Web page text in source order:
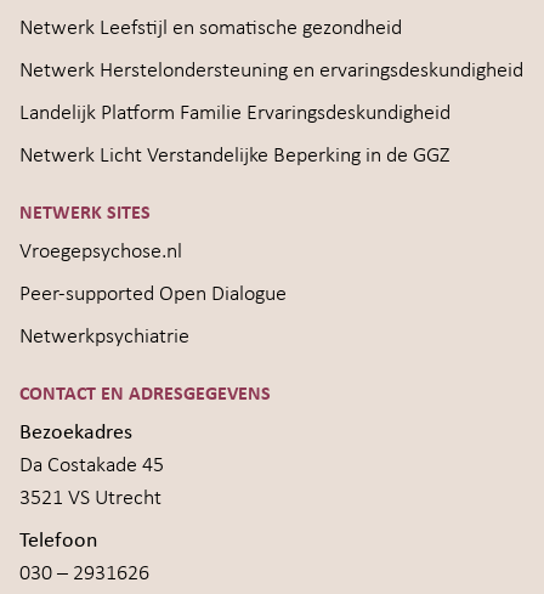
Netwerk Leefstijl en somatische gezondheid
Netwerk Herstelondersteuning en ervaringsdeskundigheid
Landelijk Platform Familie Ervaringsdeskundigheid
Netwerk Licht Verstandelijke Beperking in de GGZ
NETWERK SITES
Vroegepsychose.nl
Peer-supported Open Dialogue
Netwerkpsychiatrie
CONTACT EN ADRESGEGEVENS
Bezoekadres
Da Costakade 45
3521 VS Utrecht
Telefoon
030 – 2931626